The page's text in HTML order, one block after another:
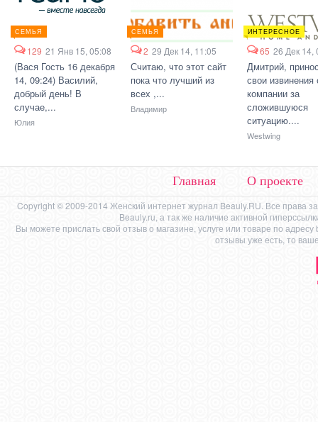
СЕМЬЯ
129 21 Янв 15, 05:08
(Вася Гость 16 декабря
14, 09:24) Василий,
добрый день! В
случае,...
Юлия
СЕМЬЯ
2 29 Дек 14, 11:05
Считаю, что этот сайт
пока что лучший из
всех ,...
Владимир
ИНТЕРЕСНОЕ
65 26 Дек 14,
Дмитрий,
свои извинения
компании за
сложившуюся
ситуацию....
Westwing
Главная О проекте
Copyright © 2009-2014 Женский интернет журнал Beauly.RU. Все права
Beauly.ru, а так же наличие активной
Вы можете прислать свой отзыв о магазине, услуге или товаре по адресу
отзывы уже есть, то